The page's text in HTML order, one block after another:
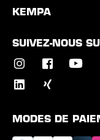
KEMPA
SUIVEZ-NOUS
MODES DE